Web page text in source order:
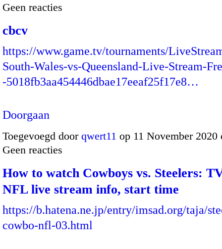
Geen reacties
cbcv
https://www.game.tv/tournaments/
South-Wales-vs-Queensland-Live-Stream-
-5018fb3aa454446dbae17eeaf25f17e8…
Doorgaan
Toegevoegd door qwert11 op 11 November
Geen reacties
How to watch Cowboys vs. Steelers:
NFL live stream info, start time
https://b.hatena.ne.jp/entry/imsad.org/taja/
cowbo-nfl-03.html